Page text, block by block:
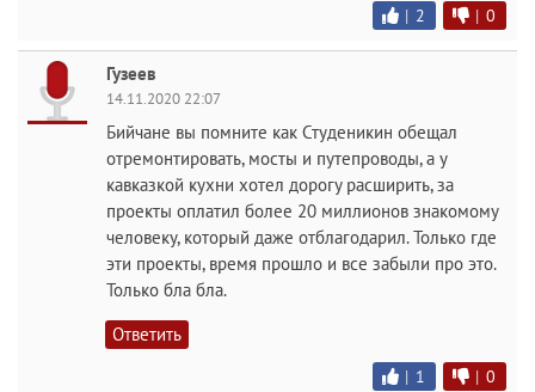
| 2 | 0
Гузеев
14.11.2020 22:07
Бийчане вы помните как Студеникин обещал
отремонтировать, мосты и путепроводы, а у
кавказкой кухни хотел дорогу расширить, за
проекты оплатил более 20 миллионов знакомому
человеку, который даже отблагодарил. Только где
эти проекты, время прошло и все забыли про это.
Только бла бла.
Ответить
| 1 | 0